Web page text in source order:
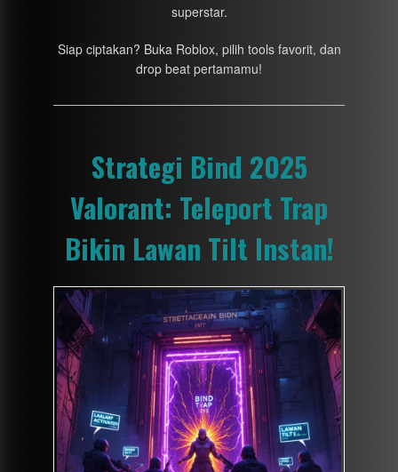
superstar.
Siap ciptakan? Buka Roblox, pilih tools favorit, dan
drop beat pertamamu!
Strategi Bind 2025
Valorant: Teleport Trap
Bikin Lawan Tilt Instan!